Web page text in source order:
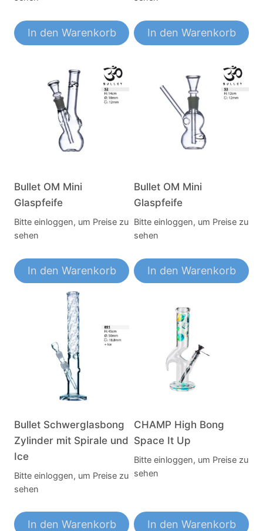
In den Warenkorb In den Warenkorb
Bullet OM Mini
Glaspfeife
Bitte einloggen, um Preise zu
sehen
In den Warenkorb
Bullet OM Mini
Glaspfeife
Bitte einloggen, um Preise zu
sehen
In den Warenkorb
Bullet Schwerglasbong
Zylinder mit Spirale und
Ice
Bitte einloggen, um Preise zu
sehen
In den Warenkorb
CHAMP High Bong
Space It Up
Bitte einloggen, um Preise zu
sehen
In den Warenkorb